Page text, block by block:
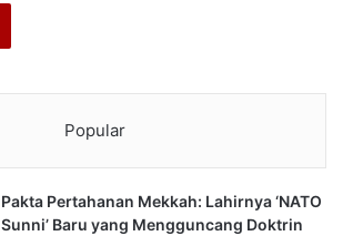
Popular
Pakta Pertahanan Mekkah: Lahirnya ‘NATO
Sunni’ Baru yang Mengguncang Doktrin